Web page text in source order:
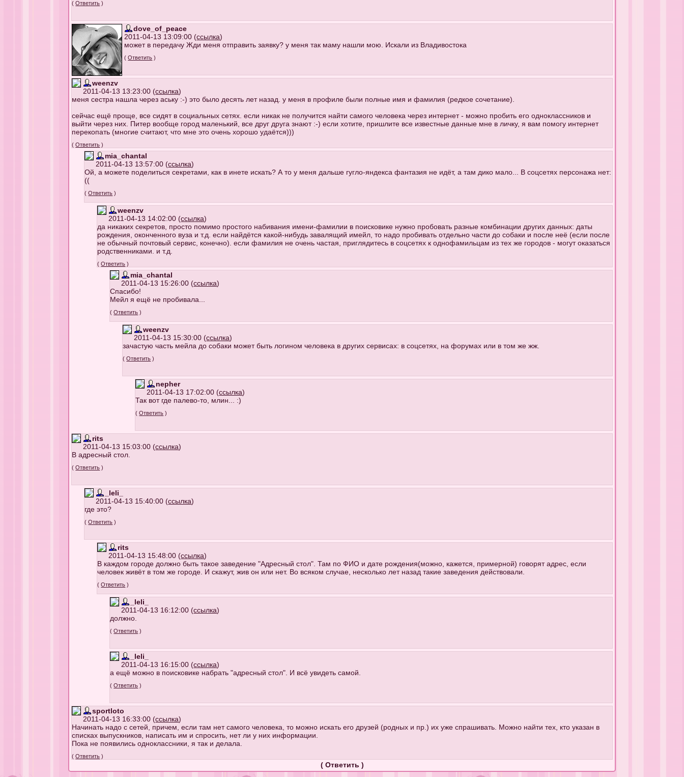
(Ответить )
dove_of_peace
2011-04-13 13:09:00 (ссылка)
может в передачу Жди меня отправить заявку? у меня так маму нашли мою. Искали из Владивостока
(Ответить )
weenzv
2011-04-13 13:23:00 (ссылка)
меня сестра нашла через аську :-) это было десять лет назад. у меня в профиле были полные имя и фамилия (редкое сочетание).
сейчас ещё проще, все сидят в социальных сетях. если никак не получится найти самого человека через интернет - можно пробить его одноклассников и
выйти через них. Питер вообще город маленький, все друг друга знают :-) если хотите, пришлите все известные данные мне в личку, я вам помогу интернет
перекопать (многие считают, что мне это очень хорошо удаётся)))
(Ответить )
mia_chantal
2011-04-13 13:57:00 (ссылка)
Ой, а можете поделиться секретами, как в инете искать? А то у меня дальше гугло-яндекса фантазия не идёт, а там дико мало... В соцсетях персонажа нет:
((
(Ответить )
weenzv
2011-04-13 14:02:00 (ссылка)
да никаких секретов, просто помимо простого набивания имени-фамилии в поисковике нужно пробовать разные комбинации других данных: даты
рождения, оконченного вуза и т.д. если найдётся какой-нибудь завалящий имейл, то надо пробивать отдельно части до собаки и после неё (если после
не обычный почтовый сервис, конечно). если фамилия не очень частая, приглядитесь в соцсетях к однофамильцам из тех же городов - могут оказаться
родственниками. и т.д.
(Ответить )
mia_chantal
2011-04-13 15:26:00 (ссылка)
Спасибо!
Мейл я ещё не пробивала...
(Ответить )
weenzv
2011-04-13 15:30:00 (ссылка)
зачастую часть мейла до собаки может быть логином человека в других сервисах: в соцсетях, на форумах или в том же жж.
(Ответить )
nepher
2011-04-13 17:02:00 (ссылка)
Так вот где палево-то, млин... :)
(Ответить )
rits
2011-04-13 15:03:00 (ссылка)
В адресный стол.
(Ответить )
_leli_
2011-04-13 15:40:00 (ссылка)
где это?
(Ответить )
rits
2011-04-13 15:48:00 (ссылка)
В каждом городе должно быть такое заведение "Адресный стол". Там по ФИО и дате рождения(можно, кажется, примерной) говорят адрес, если
человек живёт в том же городе. И скажут, жив он или нет. Во всяком случае, несколько лет назад такие заведения действовали.
(Ответить )
_leli_
2011-04-13 16:12:00 (ссылка)
должно.
(Ответить )
_leli_
2011-04-13 16:15:00 (ссылка)
а ещё можно в поисковике набрать "адресный стол". И всё увидеть самой.
(Ответить )
sportloto
2011-04-13 16:33:00 (ссылка)
Начинать надо с сетей, причем, если там нет самого человека, то можно искать его друзей (родных и пр.) их уже спрашивать. Можно найти тех, кто указан в
списках выпускников, написать им и спросить, нет ли у них информации.
Пока не появились одноклассники, я так и делала.
(Ответить )
( Ответить )